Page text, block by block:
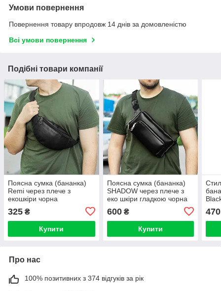
Умови повернення
Повернення товару впродовж 14 днів за домовленістю
Всі умови повернення
Подібні товари компанії
Поясна сумка (бананка)
Remi через плече з
екошкіри чорна
325 ₴
Купити
Поясна сумка (бананка)
SHADOW через плече з
еко шкіри гладкою чорна
600₴
Купити
4
470
Про нас
100% позитивних з 374 відгуків за рік